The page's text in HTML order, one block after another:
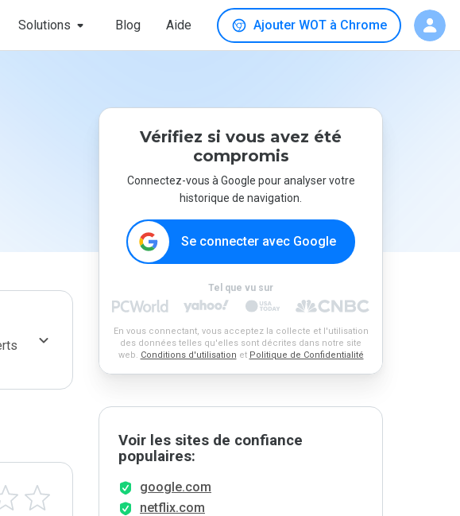
Solutions Blog Aide Ajouter WOT à Chrome
Vérifiez si vous avez été
compromis
Connectez-vous à Google pour analyser votre
historique de navigation.
Se connecter avec Google
Tel que vu sur
En vous connectant, vous acceptez la collecte et l'utilisation
des données telles qu'elles sont décrites dans notre site
web. Conditions d'utilisation et Politique de Confidentialité
Voir les sites de confiance
populaires:
google.com
netflix.com